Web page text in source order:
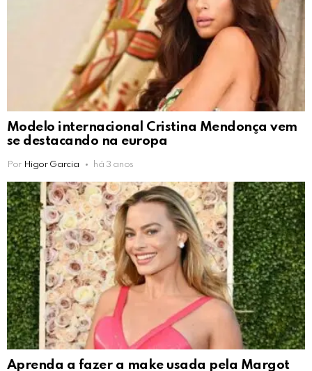
Modelo internacional Cristina Mendonça vem
se destacando na europa
Por Higor Garcia há 3 anos
Aprenda a fazer a make usada pela Margot